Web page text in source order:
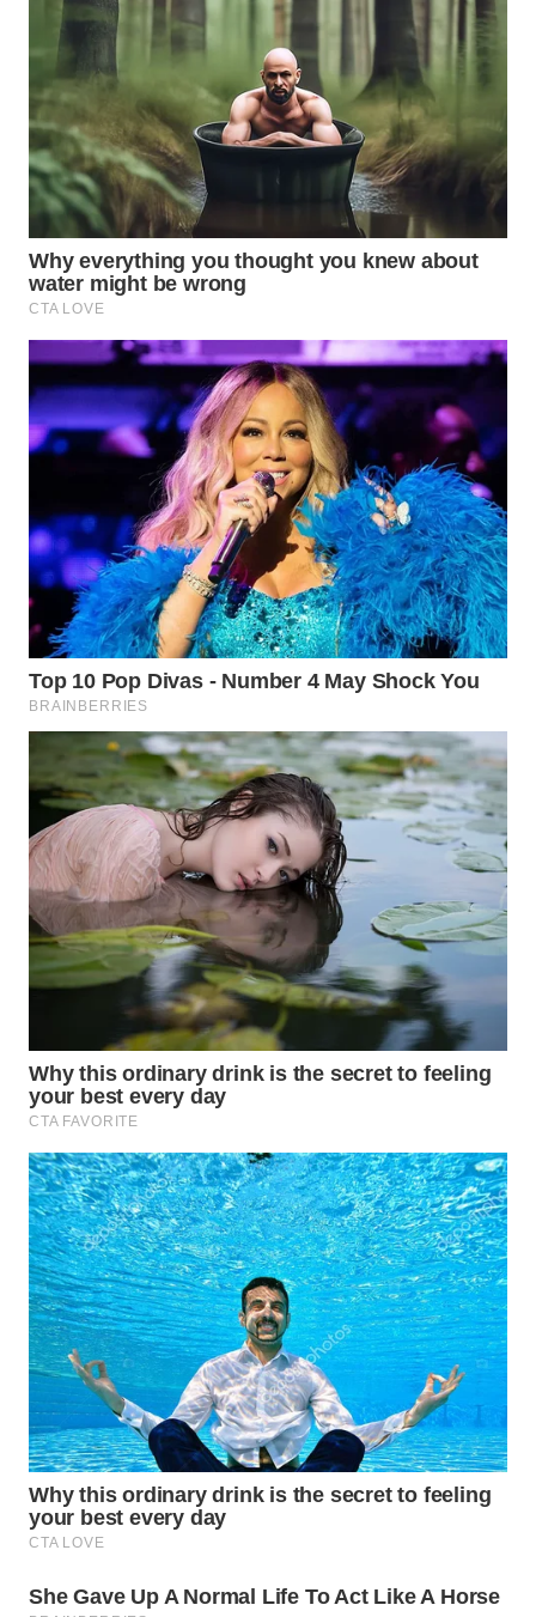
WN
TAPANULI
SELATAN
WN
TANJUNG
LESUNG
WN
KARO
SIMALUNGUN
WN
LABUHANBATU
TAPANULI
TENGAH
WN DELI
SERDANG
WN
TEBING
TINGGI
WN
PAKPAK
WN
KARAWANG
WN
BOGOR
WN
DEPOK
WN
TAPANULI
UTARA
WN
SAMOSIR
WN
PADANG
LAWAS
SUMEDANG